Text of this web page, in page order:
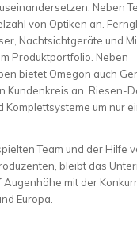
Neben
von Optiken an.
Nachtsichtgeräte und
Produktportfolio. Neben
bietet Omegon auch
Kundenkreis an. Riesen-
Komplettsysteme um nur
Team und der Hilfe
bleibt das
Augenhöhe mit der
Europa.